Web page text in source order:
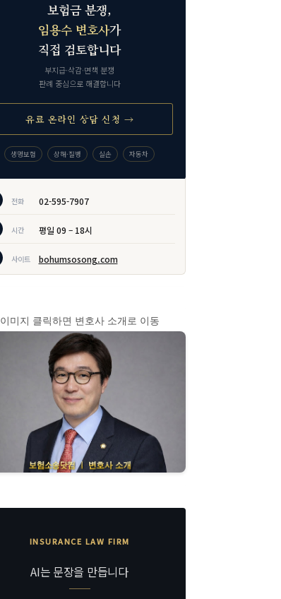
보험금 분쟁,
임용수 변호사가
직접 검토합니다
부지급·삭감·면책 분쟁
판례 중심으로 해결합니다
유료 온라인 상담 신청 →
생명보험 상해·질병 실손 자동차
전화 02-595-7907
시간 평일 09 – 18시
사이트 bohumsosong.com
이미지 클릭하면 변호사 소개로 이동
INSURANCE LAW FIRM
AI는 문장을 만듭니다